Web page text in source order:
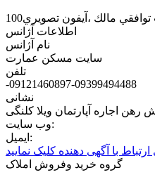
توافقي مالك ،آيفون تصويري
اطلاعات آژانس
نام آژانس
سایت مسکن عمارت
تلفن
-09121460897-09399494488
نشانی
رهن اجاره آپارتمان ویلا کلنگی
وب سایت:
ایمیل:
ارتباط با آگهی دهنده کلیک نمایید
گروه خرید وفروش املاک